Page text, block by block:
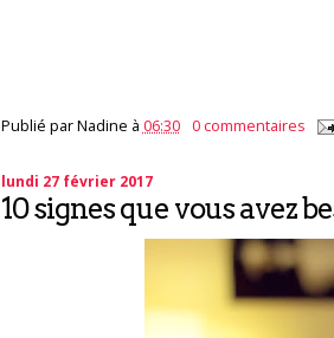
Publié parNadine à 06:30 0 commentaires
lundi 27 février 2017
10 signes que vous avez